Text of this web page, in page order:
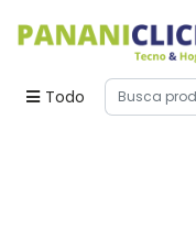
Todo